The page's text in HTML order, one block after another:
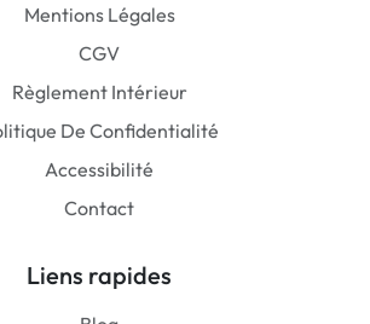
Mentions Légales
CGV
Règlement Intérieur
De Confidentialité
Accessibilité
Contact
Liens rapides